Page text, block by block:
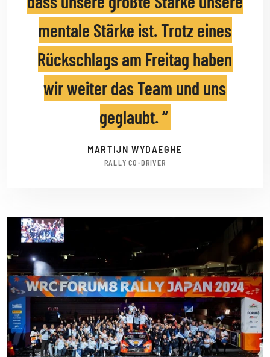
mentale Stärke ist. Trotz eines
Rückschlags am Freitag haben
wir weiter das Team und uns
geglaubt.
MARTIJN WYDAEGHE
RALLY CO-DRIVER